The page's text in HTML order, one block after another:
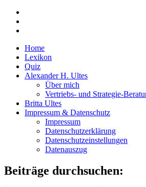
Home
Lexikon
Quiz
Alexander H. Ultes
Über mich
Vertriebs- und Strategie-
Britta Ultes
Impressum & Datenschutz
Impressum
Datenschutzerklärung
Datenschutzeinstellungen
Datenauszug
Beiträge durchsuchen: